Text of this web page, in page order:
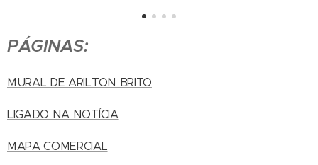
PÁGINAS:
MURAL DE ARILTON BRITO
LIGADO NA NOTÍCIA
MAPA COMERCIAL